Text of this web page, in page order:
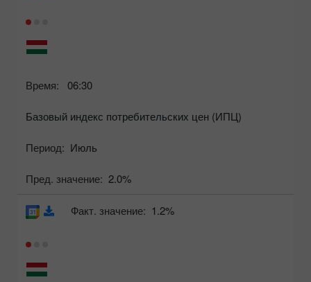
Время: 06:30
Базовый индекс потребительских цен (ИПЦ)
Период: Июль
Пред. значение: 2.0%
Факт. значение: 1.2%